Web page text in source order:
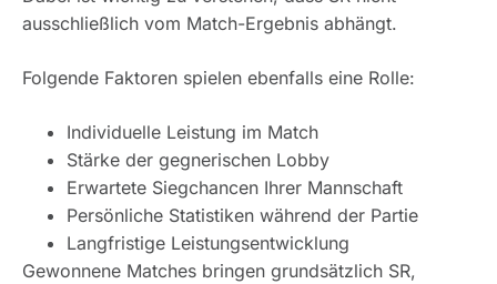
ausschließlich vom Match-Ergebnis abhängt.
Folgende Faktoren spielen ebenfalls eine Rolle:
Individuelle Leistung im Match
Stärke der gegnerischen Lobby
Erwartete Siegchancen Ihrer Mannschaft
Persönliche Statistiken während der Partie
Langfristige Leistungsentwicklung
Gewonnene Matches bringen grundsätzlich SR,